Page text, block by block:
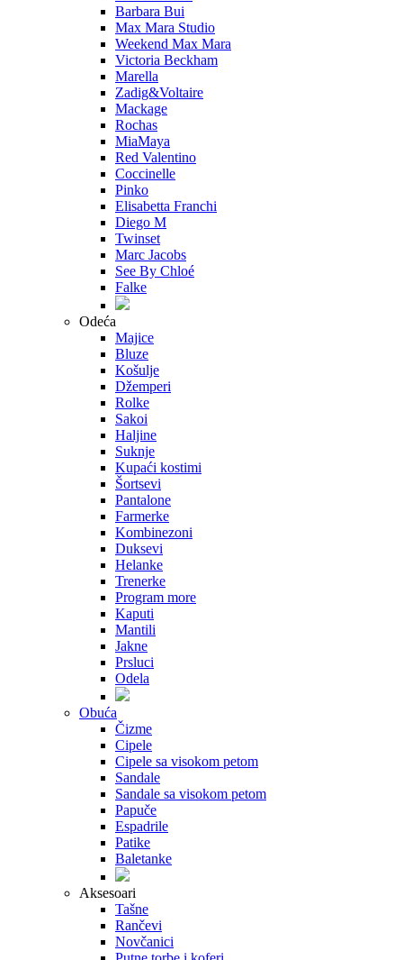
Barbara Bui
Max Mara Studio
Weekend Max Mara
Victoria Beckham
Marella
Zadig&Voltaire
Mackage
Rochas
MiaMaya
Red Valentino
Coccinelle
Pinko
Elisabetta Franchi
Diego M
Twinset
Marc Jacobs
See By Chloé
Falke
Odeća
Majice
Bluze
Košulje
Džemperi
Rolke
Sakoi
Haljine
Suknje
Kupaći kostimi
Šortsevi
Pantalone
Farmerke
Kombinezoni
Duksevi
Helanke
Trenerke
Program more
Kaputi
Mantili
Jakne
Prsluci
Odela
Obuća
Čizme
Cipele
Cipele sa visokom petom
Sandale
Sandale sa visokom petom
Papuče
Espadrile
Patike
Baletanke
Aksesoari
Tašne
Rančevi
Novčanici